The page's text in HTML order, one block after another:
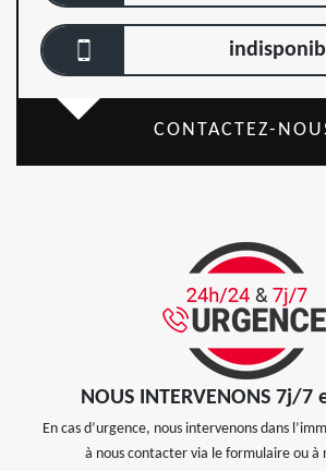
CONTACTEZ-
NOUS INTERVENONS 7j/
En cas d’urgence, nous intervenons dans
à nous contacter via le formulaire ou à